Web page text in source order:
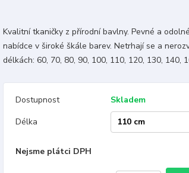
Kvalitní tkaničky z přírodní bavlny. Pevné a
nabídce v široké škále barev. Netrhají se a
délkách: 60, 70, 80, 90, 100, 110, 120, 130, 140,
Dostupnost
Skladem
Délka
Nejsme plátci DPH